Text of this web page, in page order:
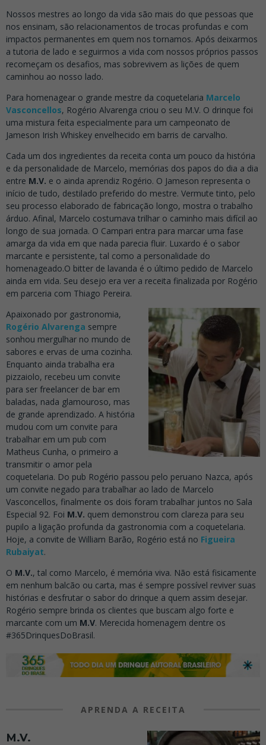
Nossos mestres ao longo da vida são mais do que pessoas que
nos ensinam, são relacionamentos de trocas profundas e com
impactos permanentes em quem nos tornamos. Após deixarmos
a tutoria de lado e seguirmos a vida com nossos próprios passos
recomeçam os desafios, mas sobrevivem as lições de quem
caminhou ao nosso lado.
Para homenagear o grande mestre da coquetelaria Marcelo
Vasconcellos, Rogério Alvarenga criou o seu M.V. O drinque foi
uma mistura feita especialmente para um campeonato de
Jameson Irish Whiskey envelhecido em barris de carvalho.
Cada um dos ingredientes da receita conta um pouco da história
e da personalidade de Marcelo, memórias dos papos do dia a dia
entre M.V. e o ainda aprendiz Rogério. O Jameson representa o
início de tudo, destilado preferido do mestre. Vermute tinto, pelo
seu processo elaborado de fabricação longo, mostra o trabalho
árduo. Afinal, Marcelo costumava trilhar o caminho mais difícil ao
longo de sua jornada. O Campari entra para marcar uma fase
amarga da vida em que nada parecia fluir. Luxardo é o sabor
marcante e persistente, tal como a personalidade do
homenageado.O bitter de lavanda é o último pedido de Marcelo
ainda em vida. Seu desejo era ver a receita finalizada por Rogério
em parceria com Thiago Pereira.
Apaixonado por gastronomia,
Rogério Alvarenga sempre
sonhou mergulhar no mundo de
sabores e ervas de uma cozinha.
Enquanto ainda trabalha era
pizzaiolo, recebeu um convite
para ser freelancer de bar em
baladas, nada glamouroso, mas
de grande aprendizado. A história
mudou com um convite para
trabalhar em um pub com
Matheus Cunha, o primeiro a
transmitir o amor pela
coquetelaria. Do pub Rogério passou pelo peruano Nazca, após
um convite negado para trabalhar ao lado de Marcelo
Vasconcellos, finalmente os dois foram trabalhar juntos no Sala
Especial 92. Foi M.V. quem demonstrou com clareza para seu
pupilo a ligação profunda da gastronomia com a coquetelaria.
Hoje, a convite de William Barão, Rogério está no Figueira
Rubaiyat.
O M.V., tal como Marcelo, é memória viva. Não está fisicamente
em nenhum balcão ou carta, mas é sempre possível reviver suas
histórias e desfrutar o sabor do drinque a quem assim desejar.
Rogério sempre brinda os clientes que buscam algo forte e
marcante com um M.V. Merecida homenagem dentre os
#365DrinquesDoBrasil.
APRENDA A RECEITA
M.V.